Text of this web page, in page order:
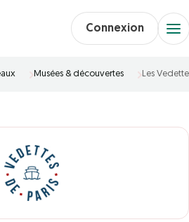
Connexion
Musées & découvertes Les